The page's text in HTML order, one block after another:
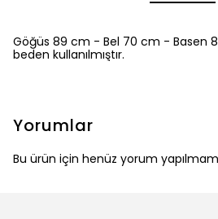
Göğüs 89 cm - Bel 70 cm - Basen
beden kullanılmıştır.
Yorumlar
Bu ürün için henüz yorum